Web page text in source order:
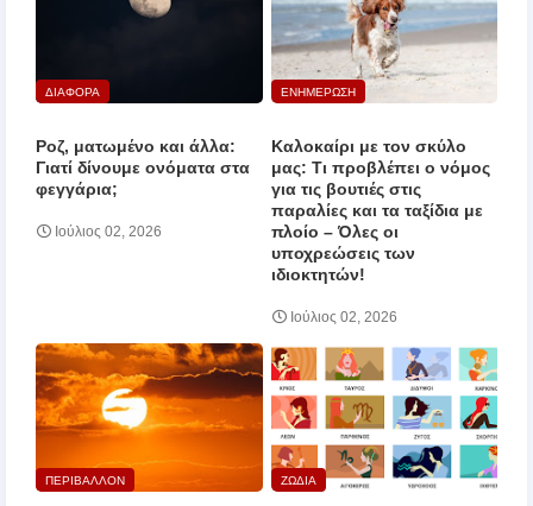
ΔΙΑΦΟΡΑ
Ροζ, ματωμένο και άλλα:
Γιατί δίνουμε ονόματα στα
φεγγάρια;
Ιούλιος 02, 2026
ΕΝΗΜΕΡΩΣΗ
Καλοκαίρι με τον σκύλο
μας: Τι προβλέπει ο νόμος
για τις βουτιές στις
παραλίες και τα ταξίδια με
πλοίο – Όλες οι
υποχρεώσεις των
ιδιοκτητών!
Ιούλιος 02, 2026
ΠΕΡΙΒΑΛΛΟΝ ΖΩΔΙΑ